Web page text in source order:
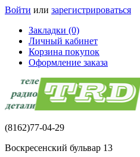
Войти или зарегистрироваться
Закладки (0)
Личный кабинет
Корзина покупок
Оформление заказа
(8162)77-04-29
Воскресенский бульвар 13